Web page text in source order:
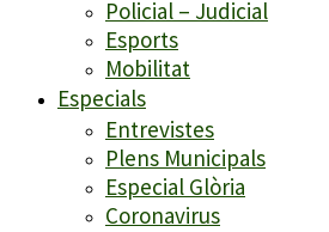
Policial – Judicial
Esports
Mobilitat
Especials
Entrevistes
Plens Municipals
Especial Glòria
Coronavirus